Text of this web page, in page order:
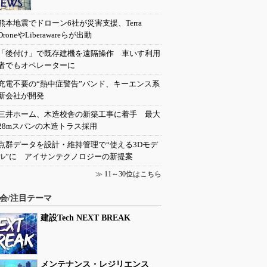
本地震でドローン6社が災害支援、Terra
やLiberawareらが出動
後付け」で既存建機を遠隔操作 車いす利用
でもオペレーターに
電不要の“熱中症警告”バンド、キーエンス系
会社が開発
井ホーム、木造校舎の新築工事に着手 最大
スパンの木造トラス採用
群データを設計・維持管理で“使える3Dモデ
”に アイサンテクノロジーの新提案
≫ 11～30位はこちら
/注目テーマ
建設Tech NEXT BREAK
メンテナンス・レジリエンス